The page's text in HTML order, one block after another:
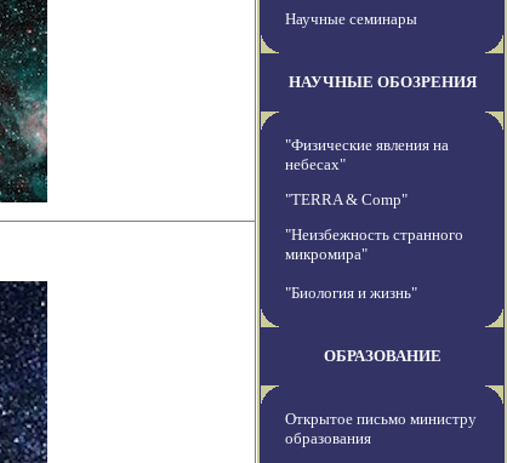
Научные семинары
НАУЧНЫЕ ОБОЗРЕНИЯ
"Физические явления на
небесах"
"TERRA & Comp"
"Неизбежность странного
микромира"
"Биология и жизнь"
ОБРАЗОВАНИЕ
Открытое письмо министру
образования